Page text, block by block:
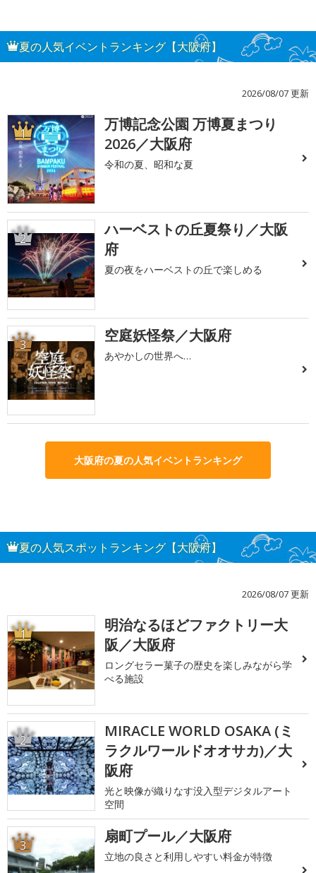
夏の人気イベントランキング【大阪府】
2026/08/07 更新
1
万博記念公園 万博夏まつり
2026／大阪府
令和の夏、昭和な夏
2
ハーベストの丘夏祭り／大阪
府
夏の夜をハーベストの丘で楽しめる
3 空庭妖怪祭／大阪府
あやかしの世界へ…
大阪府の夏の人気イベントランキング
夏の人気スポットランキング【大阪府】
2026/08/07 更新
1
明治なるほどファクトリー大
阪／大阪府
ロングセラー菓子の歴史を楽しみながら学
べる施設
2
MIRACLE WORLD OSAKA (ミ
ラクルワールドオオサカ)／大
阪府
光と映像が織りなす没入型デジタルアート
空間
3 扇町プール／大阪府
立地の良さと利用しやすい料金が特徴